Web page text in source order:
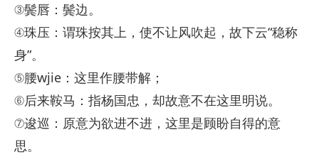
③鬓唇：鬓边。
④珠压：谓珠按其上，使不让风吹起，故下云“稳称
身”。
⑤腰wjie：这里作腰带解；
⑥后来鞍马：指杨国忠，却故意不在这里明说。
⑦逡巡：原意为欲进不进，这里是顾盼自得的意
思。